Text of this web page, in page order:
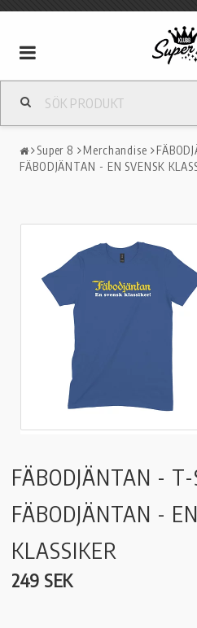
Toggle
navigation
Super 8 Merchandise
FÄBODJÄNTAN - EN SVENSK
FÄBODJÄNTAN -
FÄBODJÄNTAN -
KLASSIKER
249 SEK